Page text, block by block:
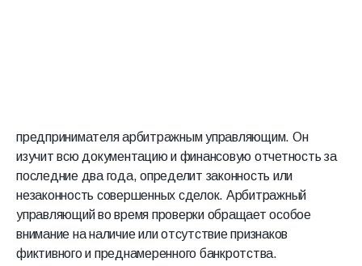
предпринимателя арбитражным управляющим. Он
изучит всю документацию и финансовую отчетность за
последние два года, определит законность или
незаконность совершенных сделок. Арбитражный
управляющий во время проверки обращает особое
внимание на наличие или отсутствие признаков
фиктивного и преднамеренного банкротства.